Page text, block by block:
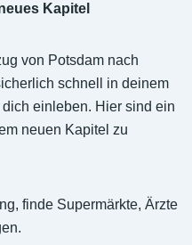
Kapitel
von Potsdam nach
schnell in deinem
einleben. Hier sind ein
neuen Kapitel zu
finde Supermärkte, Ärzte